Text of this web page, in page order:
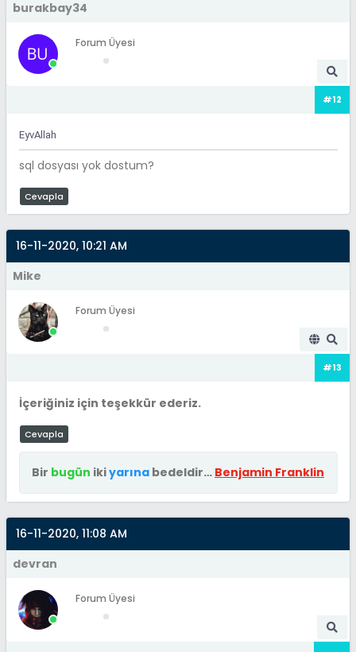
burakbay34
Forum Üyesi
#12
EyvAllah
sql dosyası yok dostum?
Cevapla
16-11-2020, 10:21 AM
Mike
Forum Üyesi
#13
İçeriğiniz için teşekkür ederiz.
Cevapla
Bir bugün ikiyarına bedeldir… Benjamin Franklin
16-11-2020, 11:08 AM
devran
Forum Üyesi